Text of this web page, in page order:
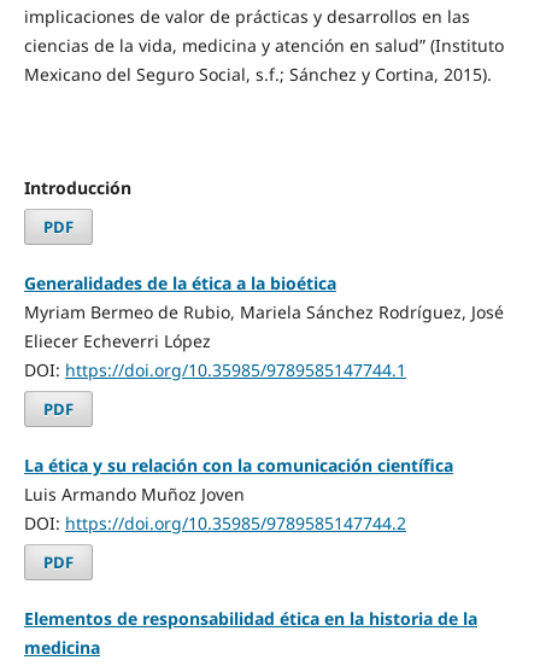
implicaciones de valor de prácticas y desarrollos en las
ciencias de la vida, medicina y atención en salud” (Instituto
Mexicano del Seguro Social, s.f.; Sánchez y Cortina, 2015).
Introducción
PDF
Generalidades de la ética a la bioética
Myriam Bermeo de Rubio, Mariela Sánchez Rodríguez, José
Eliecer Echeverri López
DOI: https://doi.org/10.35985/9789585147744.1
PDF
La ética y su relación con la comunicación científica
Luis Armando Muñoz Joven
DOI: https://doi.org/10.35985/9789585147744.2
PDF
Elementos de responsabilidad ética en la historia de la
medicina